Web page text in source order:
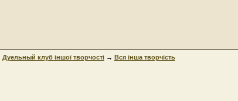
Дуельный клуб iншої творчості→ Вся інша творчість